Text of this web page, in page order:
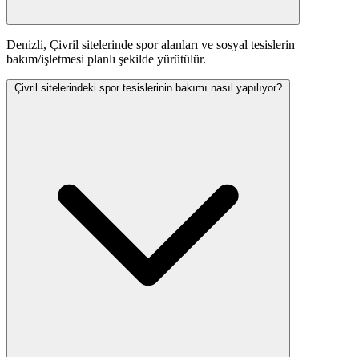
Denizli, Çivril sitelerinde spor alanları ve sosyal tesislerin
bakım/işletmesi planlı şekilde yürütülür.
Çivril sitelerindeki spor tesislerinin bakımı nasıl yapılıyor?